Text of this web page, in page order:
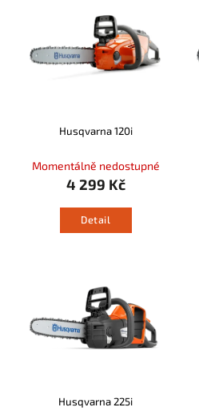
Abecedně
Husqvarna 120i
Momentálně nedostupné
4 299 Kč
Detail
Husqvarna 225i